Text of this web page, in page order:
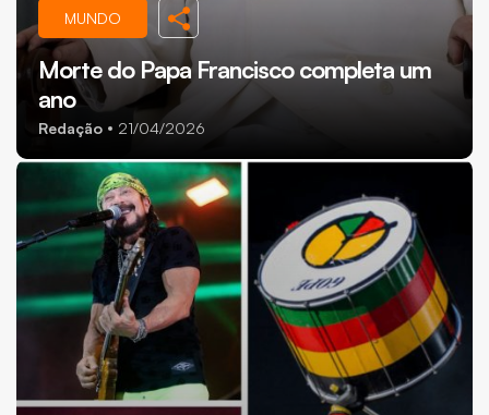
MUNDO
Morte do Papa Francisco completa um
ano
Redação 21/04/2026